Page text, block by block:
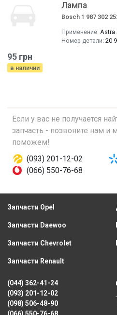
Лампа
Bosch 1 987 302
Применение: Astra
Номер детали: 20
95 грн
в наличии
Если у вас не получается
запчасть - позвоните нам
поможем!
(093) 201-12-02
(066) 550-76-68
Запчасти Opel
Запчасти Daewoo
Запчасти Chevrolet
Запчасти Renault
(044) 362-41-24
(093) 201-12-02
(098) 506-48-90